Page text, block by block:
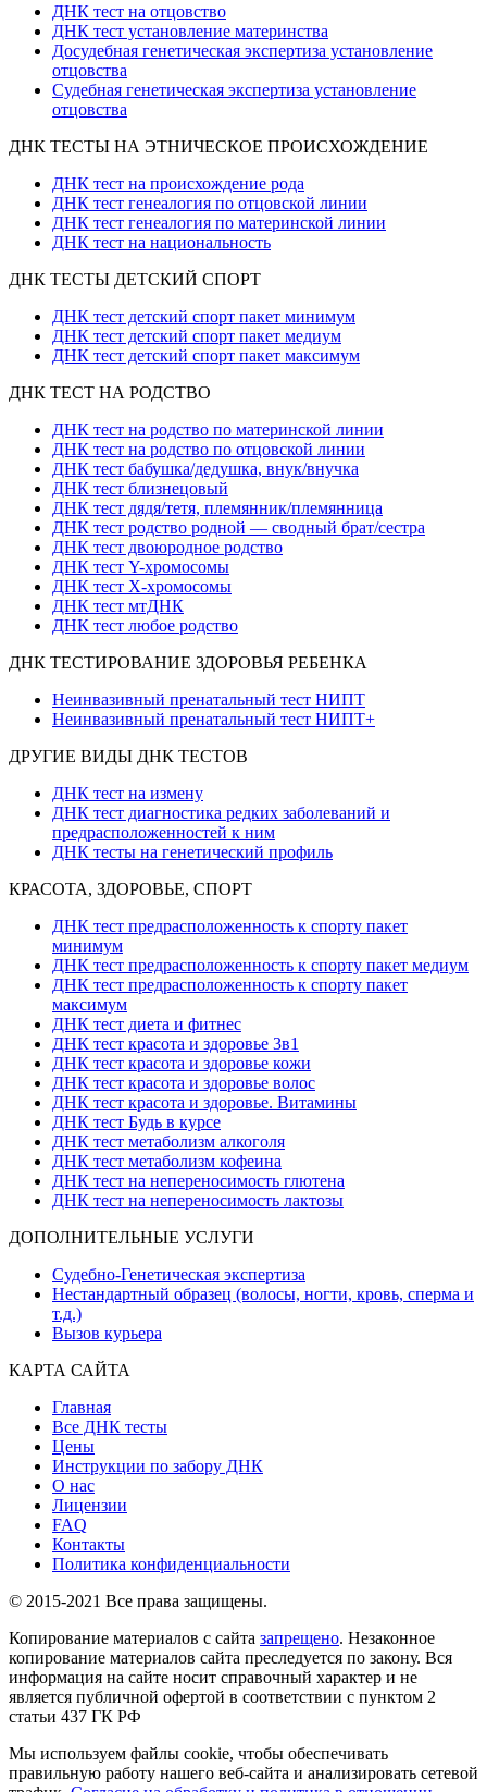
ДНК тест на отцовство
ДНК тест установление материнства
Досудебная генетическая экспертиза установление
отцовства
Судебная генетическая экспертиза установление
отцовства
ДНК ТЕСТЫ НА ЭТНИЧЕСКОЕ ПРОИСХОЖДЕНИЕ
ДНК тест на происхождение рода
ДНК тест генеалогия по отцовской линии
ДНК тест генеалогия по материнской линии
ДНК тест на национальность
ДНК ТЕСТЫ ДЕТСКИЙ СПОРТ
ДНК тест детский спорт пакет минимум
ДНК тест детский спорт пакет медиум
ДНК тест детский спорт пакет максимум
ДНК ТЕСТ НА РОДСТВО
ДНК тест на родство по материнской линии
ДНК тест на родство по отцовской линии
ДНК тест бабушка/дедушка, внук/внучка
ДНК тест близнецовый
ДНК тест дядя/тетя, племянник/племянница
ДНК тест родство родной — сводный брат/сестра
ДНК тест двоюродное родство
ДНК тест Y-хромосомы
ДНК тест X-хромосомы
ДНК тест мтДНК
ДНК тест любое родство
ДНК ТЕСТИРОВАНИЕ ЗДОРОВЬЯ РЕБЕНКА
Неинвазивный пренатальный тест НИПТ
Неинвазивный пренатальный тест НИПТ+
ДРУГИЕ ВИДЫ ДНК ТЕСТОВ
ДНК тест на измену
ДНК тест диагностика редких заболеваний и
предрасположенностей к ним
ДНК тесты на генетический профиль
КРАСОТА, ЗДОРОВЬЕ, СПОРТ
ДНК тест предрасположенность к спорту пакет
минимум
ДНК тест предрасположенность к спорту пакет медиум
ДНК тест предрасположенность к спорту пакет
максимум
ДНК тест диета и фитнес
ДНК тест красота и здоровье 3в1
ДНК тест красота и здоровье кожи
ДНК тест красота и здоровье волос
ДНК тест красота и здоровье. Витамины
ДНК тест Будь в курсе
ДНК тест метаболизм алкоголя
ДНК тест метаболизм кофеина
ДНК тест на непереносимость глютена
ДНК тест на непереносимость лактозы
ДОПОЛНИТЕЛЬНЫЕ УСЛУГИ
Судебно-Генетическая экспертиза
Нестандартный образец (волосы, ногти, кровь, сперма и
т.д.)
Вызов курьера
КАРТА САЙТА
Главная
Все ДНК тесты
Цены
Инструкции по забору ДНК
О нас
Лицензии
FAQ
Контакты
Политика конфиденциальности
© 2015-2021 Все права защищены.
Копирование материалов с сайта запрещено. Незаконное
копирование материалов сайта преследуется по закону. Вся
информация на сайте носит справочный характер и не
является публичной офертой в соответствии с пунктом 2
статьи 437 ГК РФ
Мы используем файлы cookie, чтобы обеспечивать
правильную работу нашего веб-сайта и анализировать сетевой